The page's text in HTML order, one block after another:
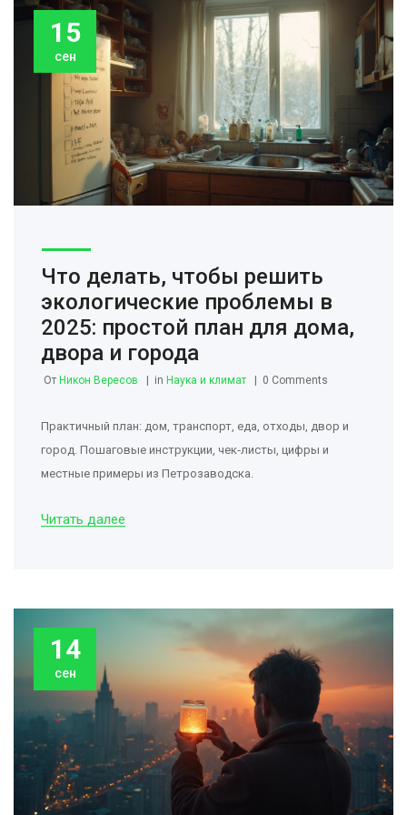
15
сен
Что делать, чтобы решить
экологические проблемы в
2025: простой план для дома,
двора и города
От Никон Вересов in Наука и климат 0 Comments
Практичный план: дом, транспорт, еда, отходы, двор и
город. Пошаговые инструкции, чек‑листы, цифры и
местные примеры из Петрозаводска.
Читать далее
14
сен